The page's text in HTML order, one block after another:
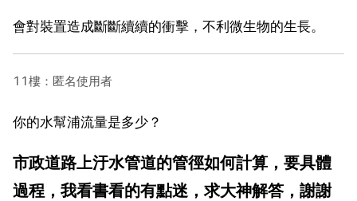
會對裝置造成斷斷續續的衝擊，不利微生物的生長。
11樓：匿名使用者
你的水幫浦流量是多少？
市政道路上汙水管道的管徑如何計算，要具體
過程，我看書看的有點迷，求大神解答，謝謝